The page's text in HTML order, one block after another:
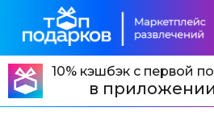
10% кэшбэк с первой
в приложении